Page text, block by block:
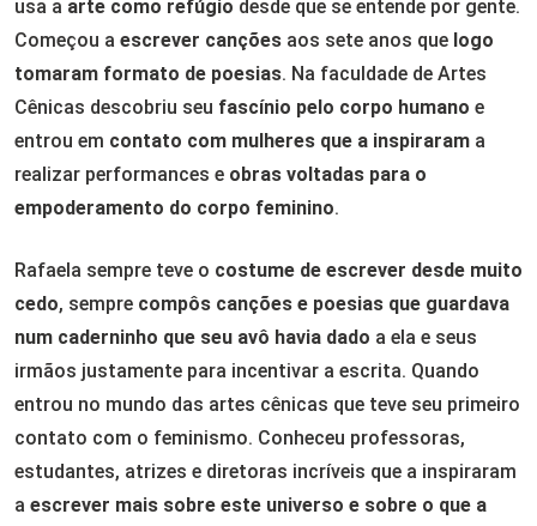
usa a arte como refúgio desde que se entende por gente.
Começou a escrever canções aos sete anos que logo
tomaram formato de poesias. Na faculdade de Artes
Cênicas descobriu seu fascínio pelo corpo humano e
entrou em contato com mulheres que a inspiraram a
realizar performances e obras voltadas para o
empoderamento do corpo feminino.
Rafaela sempre teve o costume de escrever desde muito
cedo, sempre compôs canções e poesias que guardava
num caderninho que seu avô havia dado a ela e seus
irmãos justamente para incentivar a escrita. Quando
entrou no mundo das artes cênicas que teve seu primeiro
contato com o feminismo. Conheceu professoras,
estudantes, atrizes e diretoras incríveis que a inspiraram
a escrever mais sobre este universo e sobre o que a